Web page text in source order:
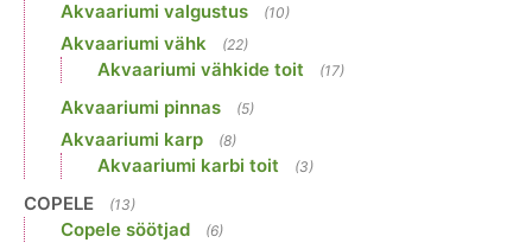
Akvaariumi valgustus (10)
Akvaariumi vähk (22)
Akvaariumi vähkide toit (17)
Akvaariumi pinnas (5)
Akvaariumi karp (8)
Akvaariumi karbi toit (3)
COPELE (13)
Copele söötjad (6)